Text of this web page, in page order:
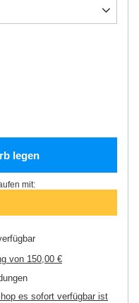
legen
mit:
von 150,00 €
es sofort verfügbar ist